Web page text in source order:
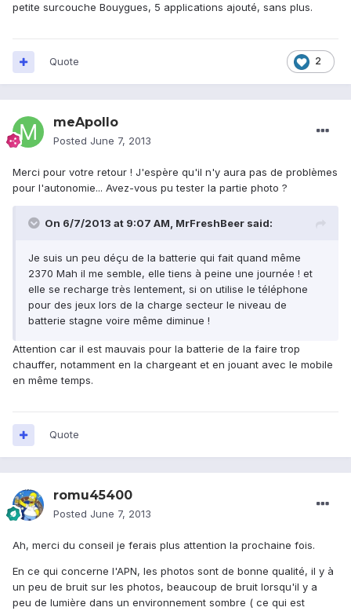
petite surcouche Bouygues, 5 applications ajouté, sans plus.
2
Quote
meApollo
Posted June 7, 2013
Merci pour votre retour ! J'espère qu'il n'y aura pas de problèmes
pour l'autonomie... Avez-vous pu tester la partie photo ?
On 6/7/2013 at 9:07 AM, MrFreshBeer said:
Je suis un peu déçu de la batterie qui fait quand même
2370 Mah il me semble, elle tiens à peine une journée ! et
elle se recharge très lentement, si on utilise le téléphone
pour des jeux lors de la charge secteur le niveau de
batterie stagne voire même diminue !
Attention car il est mauvais pour la batterie de la faire trop
chauffer, notamment en la chargeant et en jouant avec le mobile
en même temps.
Quote
romu45400
Posted June 7, 2013
Ah, merci du conseil je ferais plus attention la prochaine fois.
En ce qui concerne l'APN, les photos sont de bonne qualité, il y à
un peu de bruit sur les photos, beaucoup de bruit lorsqu'il y a
peu de lumière dans un environnement sombre ( ce qui est